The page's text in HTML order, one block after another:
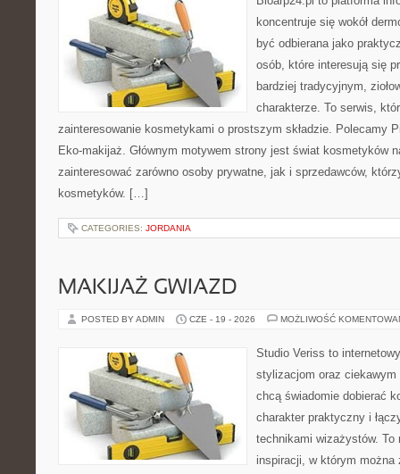
koncentruje się wokół
być odbierana jako
osób, które interesują się
bardziej tradycyjnym,
charakterze. To serwis,
zainteresowanie kosmetykami o prostszym składzie. Polecamy
Eko-makijaż. Głównym motywem strony jest świat kosmetyków
zainteresować zarówno osoby prywatne, jak i sprzedawców,
kosmetyków. […]
CATEGORIES: JORDANIA
MAKIJAŻ GWIAZD
POSTED BY ADMIN CZE - 19 - 2026 MOŻLIWOŚĆ
Studio Veriss to
stylizacjom oraz ciekawym
chcą świadomie dobierać
charakter praktyczny i
technikami wizażystów. To
inspiracji, w którym